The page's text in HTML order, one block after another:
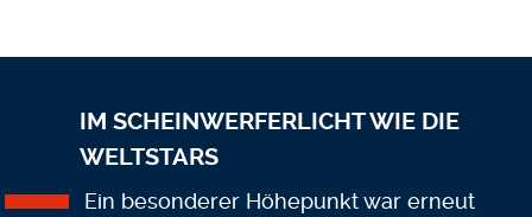
IM SCHEINWERFERLICHT WIE DIE
WELTSTARS
Ein besonderer Höhepunkt war erneut